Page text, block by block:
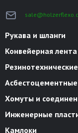
Рукава и шланги
Конвейерная
Хомуты и
Инженерные
Камлоки